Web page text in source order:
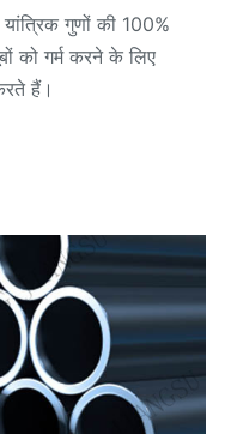
गुणों की 100%
को गर्म करने के लिए
हैं।